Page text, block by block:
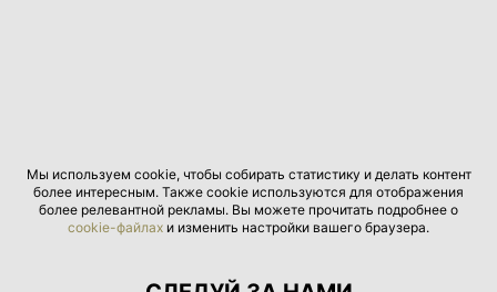
Мы используем cookie, чтобы собирать статистику и делать контент
более интересным. Также cookie используются для отображения
более релевантной рекламы. Вы можете прочитать подробнее о
cookie-файлах и изменить настройки вашего браузера.